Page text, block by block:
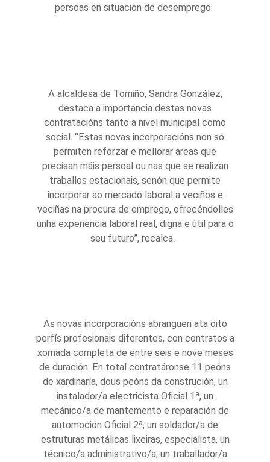
persoas en situación de desemprego.
A alcaldesa de Tomiño, Sandra González,
destaca a importancia destas novas
contratacións tanto a nivel municipal como
social. “Estas novas incorporacións non só
permiten reforzar e mellorar áreas que
precisan máis persoal ou nas que se realizan
traballos estacionais, senón que permite
incorporar ao mercado laboral a veciños e
veciñas na procura de emprego, ofrecéndolles
unha experiencia laboral real, digna e útil para o
seu futuro”, recalca.
As novas incorporacións abranguen ata oito
perfís profesionais diferentes, con contratos a
xornada completa de entre seis e nove meses
de duración. En total contratáronse 11 peóns
de xardinaría, dous peóns da construción, un
instalador/a electricista Oficial 1ª, un
mecánico/a de mantemento e reparación de
automoción Oficial 2ª, un soldador/a de
estruturas metálicas lixeiras, especialista, un
técnico/a administrativo/a, un traballador/a